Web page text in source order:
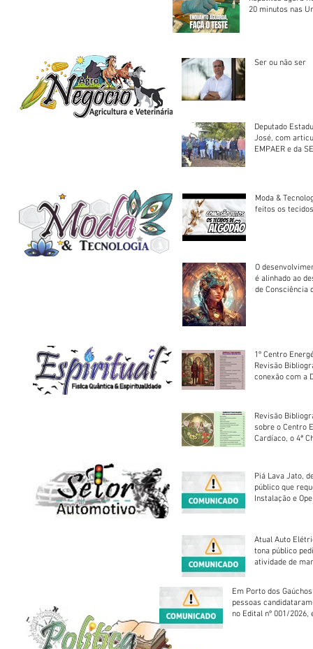
20 minutos nas
Ser ou não ser
Deputado
José, com
EMPAER e da
Moda &
feitos os
O
é alinhado ao
de Consciência
1º Centro
Revisão
conexão com a
Revisão
sobre o Centro
Cardíaco, o 4ª
Piá Lava Jato,
público que
Instalação e
Atual Auto
tona público
atividade de
Em Porto dos
pessoas
no Edital nº 001/2026,